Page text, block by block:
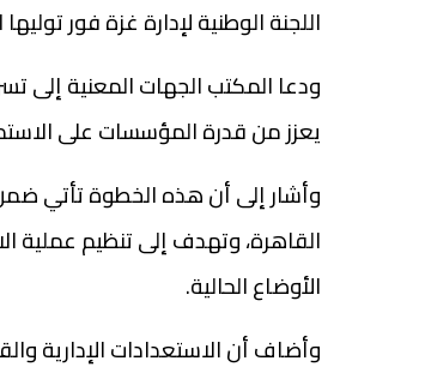
اللجنة الوطنية لإدارة غزة فور
ودعا المكتب الجهات المعنية إلى
يعزز من قدرة المؤسسات على
وأشار إلى أن هذه الخطوة تأتي
القاهرة، وتهدف إلى تنظيم عملية
الأوضاع الحالية.
وأضاف أن الاستعدادات الإدارية